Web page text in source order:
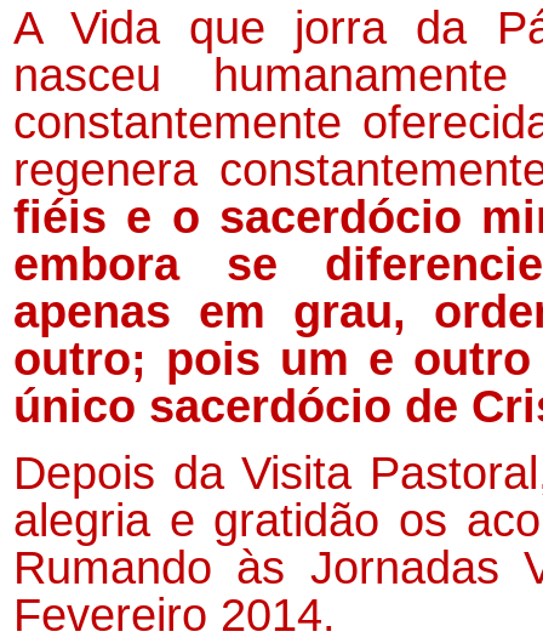
A Vida que jorra da
nasceu
constantemente
regenera
fiéis e o sacerdócio
embora se
apenas em grau,
outro; pois um e
único sacerdócio de
Depois da Visita
alegria e gratidão os
Rumando às
Fevereiro 2014.